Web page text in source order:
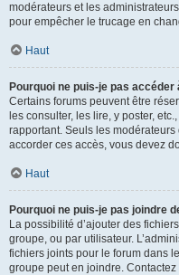
modérateurs et les
pour empêcher le trucage en
Haut
Pourquoi ne puis-je pas accéder
Certains forums peuvent être
les consulter, les lire, y poster,
rapportant. Seuls les
accorder ces accès, vous devez
Haut
Pourquoi ne puis-je pas joindre
La possibilité d’ajouter des
groupe, ou par utilisateur.
fichiers joints pour le forum dans
groupe peut en joindre.